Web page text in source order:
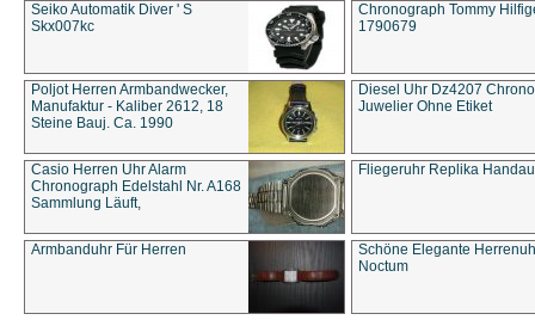
Seiko Automatik Diver ' S
Skx007kc
Chronograph Tommy
1790679
Poljot Herren Armbandwecker,
Manufaktur - Kaliber 2612, 18
Steine Bauj. Ca. 1990
Diesel Uhr Dz4207
Juwelier Ohne Etiket
Casio Herren Uhr Alarm
Chronograph Edelstahl Nr. A168
Sammlung Läuft,
Fliegeruhr Replika
Armbanduhr Für Herren
Schöne Elegante
Noctum